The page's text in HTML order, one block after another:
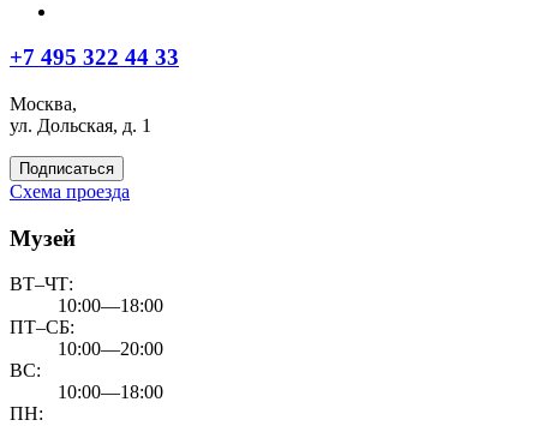
+7 495 322 44 33
Москва,
ул. Дольская, д. 1
Подписаться
Схема проезда
Музей
ВТ–ЧТ:
10:00—18:00
ПТ–СБ:
10:00—20:00
ВС:
10:00—18:00
ПН: